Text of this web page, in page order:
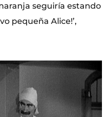
seguiría estando
pequeña Alice!’,